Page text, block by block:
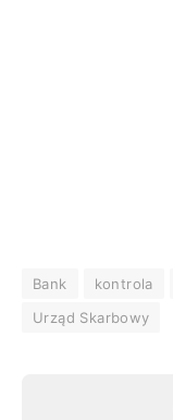
Bank kontrola
Urząd Skarbowy